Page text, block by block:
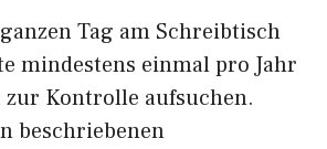
Tag am Schreibtisch
mindestens einmal pro Jahr
zur Kontrolle aufsuchen.
beschriebenen